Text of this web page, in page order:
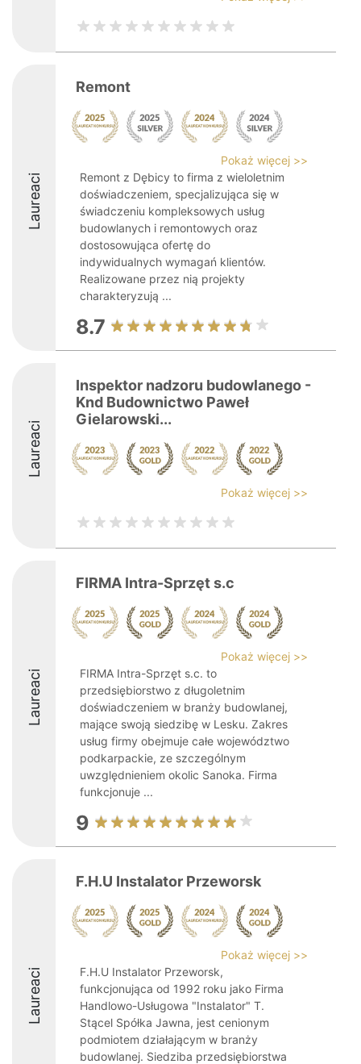
Laureaci
Remont
Pokaż więcej >>
Remont z Dębicy to firma z wieloletnim
doświadczeniem, specjalizująca się w
świadczeniu kompleksowych usług
budowlanych i remontowych oraz
dostosowująca ofertę do
indywidualnych wymagań klientów.
Realizowane przez nią projekty
charakteryzują ...
8.7
Laureaci
Inspektor nadzoru budowlanego -
Knd Budownictwo Paweł
Gielarowski...
Pokaż więcej >>
Laureaci
FIRMA Intra-Sprzęt s.c
Pokaż więcej >>
FIRMA Intra-Sprzęt s.c. to
przedsiębiorstwo z długoletnim
doświadczeniem w branży budowlanej,
mające swoją siedzibę w Lesku. Zakres
usług firmy obejmuje całe województwo
podkarpackie, ze szczególnym
uwzględnieniem okolic Sanoka. Firma
funkcjonuje ...
9
Laureaci
F.H.U Instalator Przeworsk
Pokaż więcej >>
F.H.U Instalator Przeworsk,
funkcjonująca od 1992 roku jako Firma
Handlowo-Usługowa "Instalator" T.
Stącel Spółka Jawna, jest cenionym
podmiotem działającym w branży
budowlanej. Siedziba przedsiębiorstwa